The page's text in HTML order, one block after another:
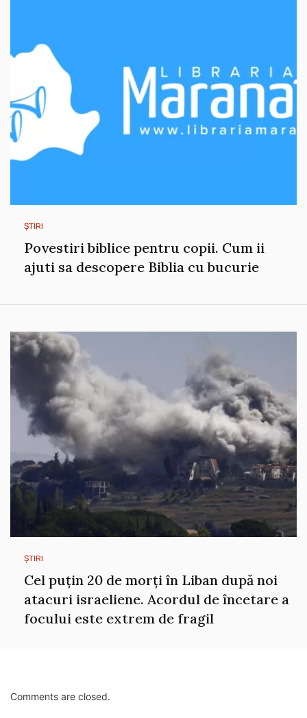
ȘTIRI
Povestiri biblice pentru copii. Cum ii
ajuti sa descopere Biblia cu bucurie
ȘTIRI
Cel puțin 20 de morți în Liban după noi
atacuri israeliene. Acordul de încetare a
focului este extrem de fragil
Comments are closed.